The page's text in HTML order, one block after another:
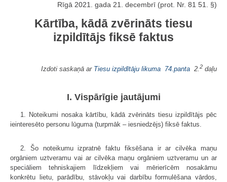
Rīgā 2021. gada 21. decembrī (prot. Nr. 81 51. §)
Kārtība, kādā zvērināts tiesu
izpildītājs fiksē faktus
Izdoti saskaņā ar Tiesu izpildītāju likuma 74.panta 2.2 daļu
I. Vispārīgie jautājumi
1. Noteikumi nosaka kārtību, kādā zvērināts tiesu izpildītājs pēc
ieinteresēto personu lūguma (turpmāk – iesniedzējs) fiksē faktus.
2. Šo noteikumu izpratnē faktu fiksēšana ir ar cilvēka maņu
orgāniem uztveramu vai ar cilvēka maņu orgāniem uztveramu un ar
speciāliem tehniskajiem līdzekļiem vai mērierīcēm nosakāmu
konkrētu lietu, parādību, stāvokļu vai darbību formulēšana vārdos,